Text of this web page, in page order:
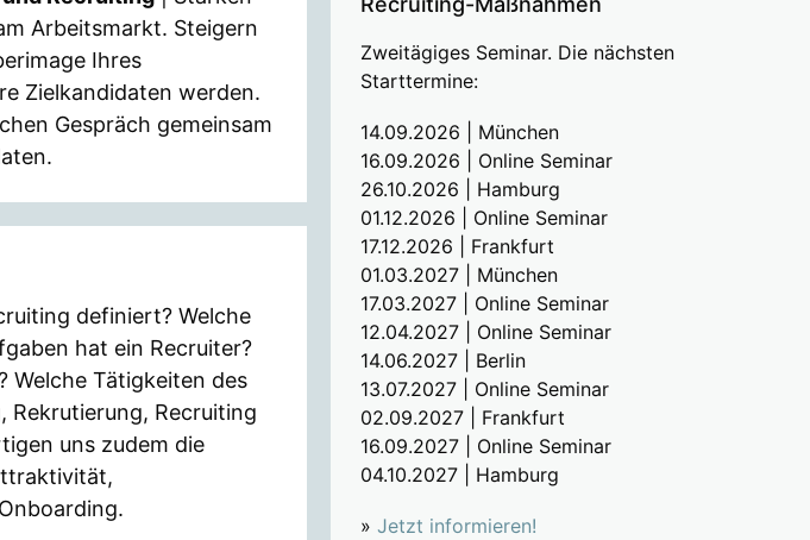
Arbeitsmarkt. Steigern
Ihres
Zielkandidaten werden.
Gespräch gemeinsam
definiert? Welche
hat ein Recruiter?
Welche Tätigkeiten des
Rekrutierung, Recruiting
uns zudem die
Zweitägiges Seminar. Die nächsten
Starttermine:
14.09.2026 | München
16.09.2026 | Online Seminar
26.10.2026 | Hamburg
01.12.2026 | Online Seminar
17.12.2026 | Frankfurt
01.03.2027 | München
17.03.2027 | Online Seminar
12.04.2027 | Online Seminar
14.06.2027 | Berlin
13.07.2027 | Online Seminar
02.09.2027 | Frankfurt
16.09.2027 | Online Seminar
04.10.2027 | Hamburg
» Jetzt informieren!